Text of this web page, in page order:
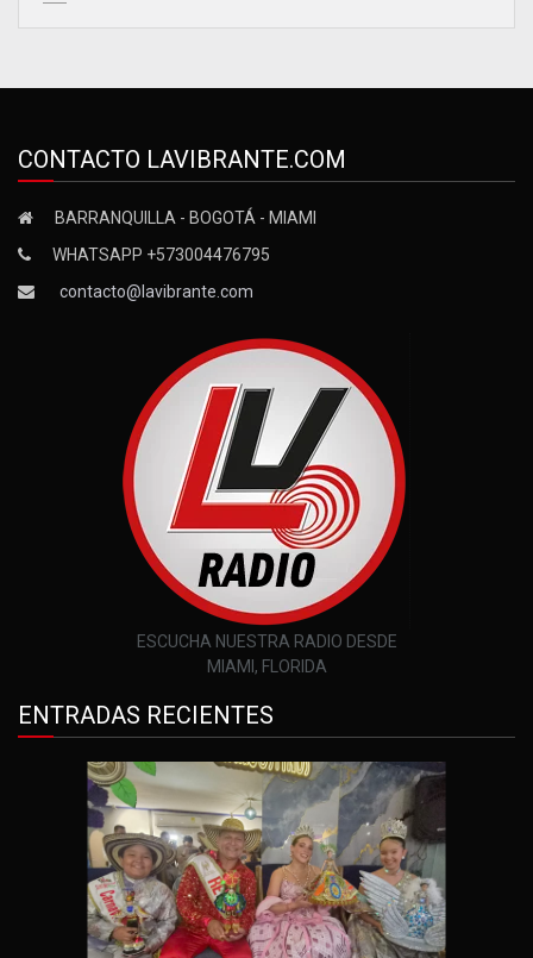
CONTACTO LAVIBRANTE.COM
BARRANQUILLA - BOGOTÁ - MIAMI
WHATSAPP +573004476795
contacto@lavibrante.com
ESCUCHA NUESTRA RADIO DESDE
MIAMI, FLORIDA
ENTRADAS RECIENTES